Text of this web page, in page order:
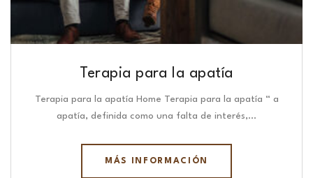
Terapia para la apatía
Terapia para la apatía Home Terapia para la apatía “ a
apatía, definida como una falta de interés,…
MÁS INFORMACIÓN